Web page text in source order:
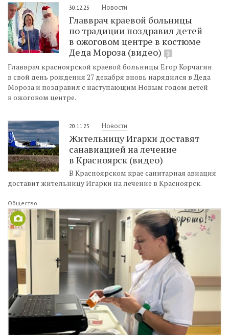
30.12.25 Новости
Главврач краевой больницы
по традиции поздравил детей
в ожоговом центре в костюме
Деда Мороза (видео)
3
Главврач красноярской краевой больницы Егор Корчагин
в свой день рождения 27 декабря вновь нарядился в Деда
Мороза и поздравил с наступающим Новым годом детей
в ожоговом центре.
20.11.25 Новости
Жительницу Игарки доставят
санавиацией на лечение
в Красноярск (видео)
В Красноярском крае санитарная авиация
доставит жительницу Игарки на лечение в Красноярск.
Общество